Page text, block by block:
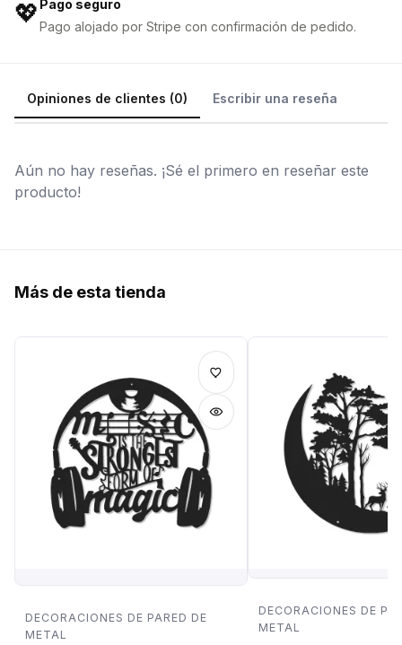
💖 Pago seguro
Pago alojado por Stripe con confirmación de pedido.
Opiniones de clientes (0) Escribir una reseña
Aún no hay reseñas. ¡Sé el primero en reseñar este
producto!
Más de esta tienda
DECORACIONES DE PARED DE
METAL
DECORACIONES DE
METAL